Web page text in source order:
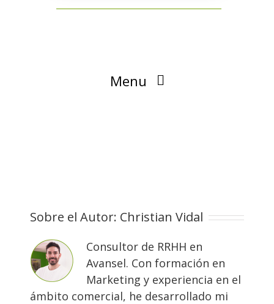
Menu
Sobre el Autor: Christian Vidal
Consultor de RRHH en
Avansel. Con formación en
Marketing y experiencia en el
ámbito comercial, he desarrollado mi